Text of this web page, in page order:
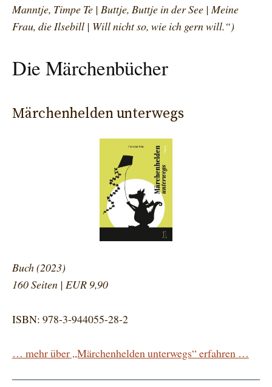
Manntje, Timpe Te | Buttje, Buttje in der See | Meine
Frau, die Ilsebill | Will nicht so, wie ich gern will.“)
Die Märchenbücher
Märchenhelden unterwegs
Buch (2023)
160 Seiten | EUR 9,90
ISBN: 978-3-944055-28-2
… mehr über „Märchenhelden unterwegs“ erfahren …